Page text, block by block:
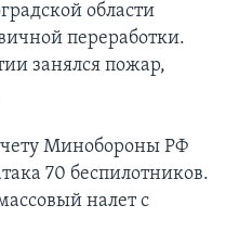
области
переработки.
занялся пожар,
Минобороны РФ
70 беспилотников.
налет с